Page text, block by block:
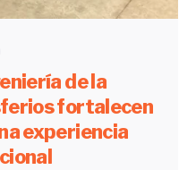
de la
fortalecen
experiencia